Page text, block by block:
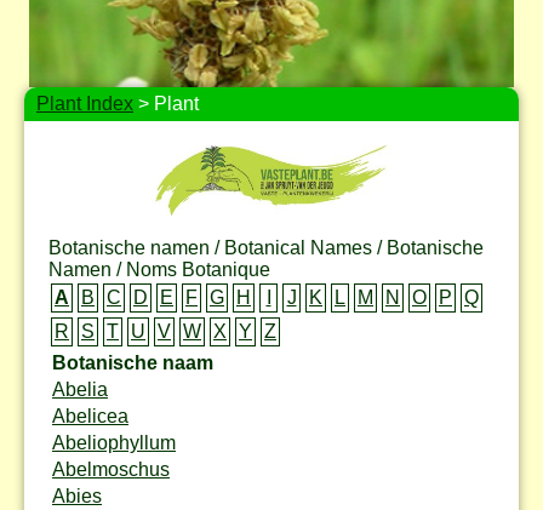
Plant Index > Plant
Botanische namen / Botanical Names / Botanische
Namen / Noms Botanique
A
B C D E F G H J K L M N O P
Q
R
S T U V W X Y
Z
Botanische naam
Abelia
Abelicea
Abeliophyllum
Abelmoschus
Abies